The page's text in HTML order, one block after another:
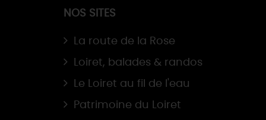
NOS SITES
La route de la Rose
Loiret, balades & randos
Le Loiret au fil de l'eau
Patrimoine du Loiret